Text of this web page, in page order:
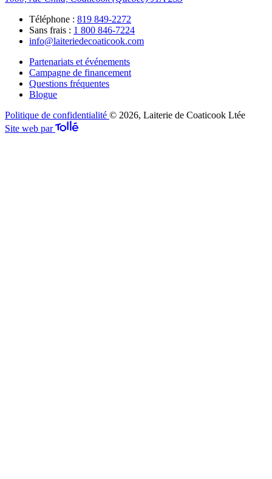
Téléphone : 819 849-2272
Sans frais : 1 800 846-7224
info@laiteriedecoaticook.com
Partenariats et événements
Campagne de financement
Questions fréquentes
Blogue
Politique de confidentialité © 2026, Laiterie de Coaticook Ltée
Site web par